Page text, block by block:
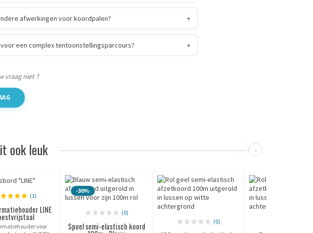
afwerkingen voor koordpalen? +
een complex tentoonstellingsparcours? +
vraag niet ?
ook leuk ‹ ›
(1)
LINE
voor
-30%
(0)
Spoel semi-elastisch koord (0)